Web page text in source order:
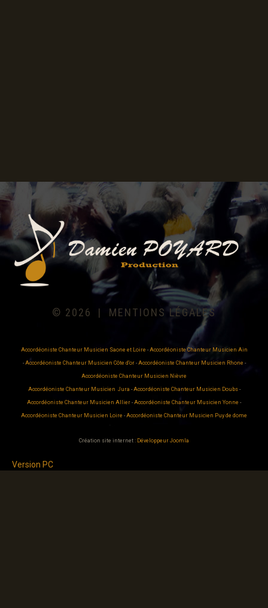
© 2026 MENTIONS LÉGALES
Accordéoniste Chanteur Musicien Saone et Loire - Accordéoniste Chanteur Musicien Ain
- Accordéoniste Chanteur Musicien Côte d'or- Accordéoniste Chanteur Musicien Rhone -
Accordéoniste Chanteur Musicien Nièvre
Accordéoniste Chanteur Musicien Jura - Accordéoniste Chanteur Musicien Doubs-
Accordéoniste Chanteur Musicien Allier - Accordéoniste Chanteur Musicien Yonne -
Accordéoniste Chanteur Musicien Loire - Accordéoniste Chanteur Musicien Puy de dome
Création site internet : Développeur Joomla
Version PC